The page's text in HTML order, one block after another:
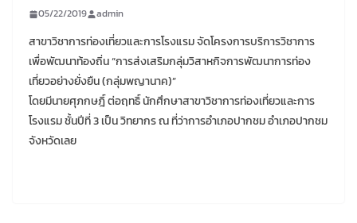
05/22/2019 admin
สาขาวิชาการท่องเที่ยวและการโรงแรม จัดโครงการบริการวิชาการ
เพื่อพัฒนาท้องถิ่น “การส่งเสริมกลุ่มวิสาหกิจการพัฒนาการท่อง
เที่ยวอย่างยั่งยืน (กลุ่มพญานาค)”
โดยมีนายศุภกษฎิ์ ต่อฤทธิ์ นักศึกษาสาขาวิชาการท่องเที่ยวและการ
โรงแรม ชั้นปีที่ 3 เป็น วิทยากร ณ ที่ว่าการอำเภอปากชม อำเภอปากชม
จังหวัดเลย